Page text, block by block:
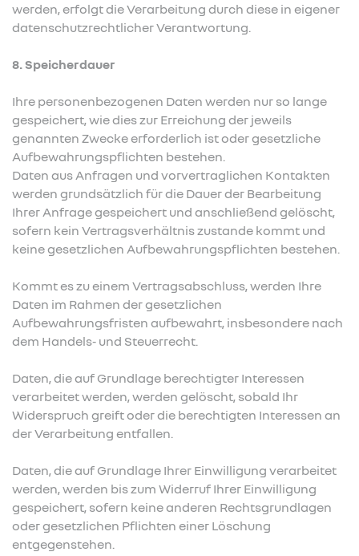
werden, erfolgt die Verarbeitung durch diese in eigener
datenschutzrechtlicher Verantwortung.
8. Speicherdauer
Ihre personenbezogenen Daten werden nur so lange
gespeichert, wie dies zur Erreichung der jeweils
genannten Zwecke erforderlich ist oder gesetzliche
Aufbewahrungspflichten bestehen.
Daten aus Anfragen und vorvertraglichen Kontakten
werden grundsätzlich für die Dauer der Bearbeitung
Ihrer Anfrage gespeichert und anschließend gelöscht,
sofern kein Vertragsverhältnis zustande kommt und
keine gesetzlichen Aufbewahrungspflichten bestehen.
Kommt es zu einem Vertragsabschluss, werden Ihre
Daten im Rahmen der gesetzlichen
Aufbewahrungsfristen aufbewahrt, insbesondere nach
dem Handels‑ und Steuerrecht.
Daten, die auf Grundlage berechtigter Interessen
verarbeitet werden, werden gelöscht, sobald Ihr
Widerspruch greift oder die berechtigten Interessen an
der Verarbeitung entfallen.
Daten, die auf Grundlage Ihrer Einwilligung verarbeitet
werden, werden bis zum Widerruf Ihrer Einwilligung
gespeichert, sofern keine anderen Rechtsgrundlagen
oder gesetzlichen Pflichten einer Löschung
entgegenstehen.